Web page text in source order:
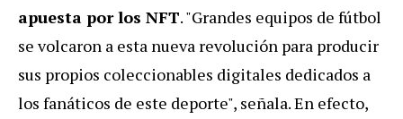
apuesta por los NFT. "Grandes equipos de fútbol
se volcaron a esta nueva revolución para producir
sus propios coleccionables digitales dedicados a
los fanáticos de este deporte", señala. En efecto,